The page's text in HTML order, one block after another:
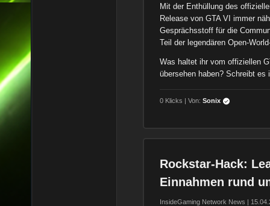
Mit der Enthüllung des
Release von GTA VI immer
Gesprächsstoff für die
Teil der legendären Open-
Was haltet ihr vom offiziellen
übersehen haben? Schreibt
0 Klicks | Von:Sonix
Rockstar-Hack:
Einnahmen rund
InsideGaming Network News |